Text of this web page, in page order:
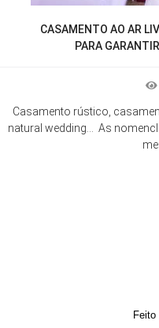
CASAMENTO AO AR
PARA
Casamento rústico,
natural wedding... As
Feito